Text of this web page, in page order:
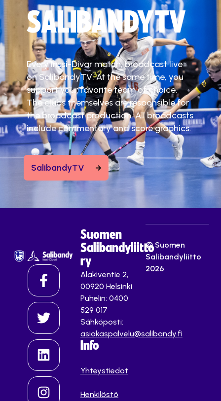
SALIBANDYTV
Every Inssi-Divar match, broadcast live
on SalibandyTV. At the same time, you
support your favorite team of choice.
The clubs themselves are responsible for
the broadcast production. All broadcasts
include commentary and score graphics.
SalibandyTV
Suomen
Salibandyliitto
ry
Alakiventie 2,
00920 Helsinki
Puhelin: 0400
529 017
Sähköposti:
asiakaspalvelu@salibandy.fi
Info
Yhteystiedot
Henkilöstö
© Suomen
Salibandyliitto
2026